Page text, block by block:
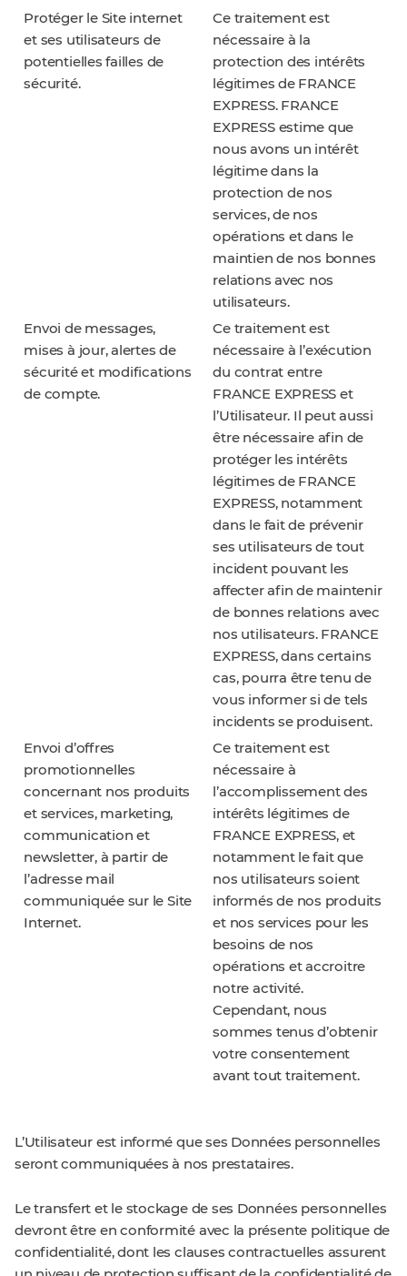
Protéger le Site internet
et ses utilisateurs de
potentielles failles de
sécurité.
Ce traitement est
nécessaire à la
protection des intérêts
légitimes de FRANCE
EXPRESS. FRANCE
EXPRESS estime que
nous avons un intérêt
légitime dans la
protection de nos
services, de nos
opérations et dans le
maintien de nos bonnes
relations avec nos
utilisateurs.
Envoi de messages,
mises à jour, alertes de
sécurité et modifications
de compte.
Ce traitement est
nécessaire à l’exécution
du contrat entre
FRANCE EXPRESS et
l’Utilisateur. Il peut aussi
être nécessaire afin de
protéger les intérêts
légitimes de FRANCE
EXPRESS, notamment
dans le fait de prévenir
ses utilisateurs de tout
incident pouvant les
affecter afin de maintenir
de bonnes relations avec
nos utilisateurs. FRANCE
EXPRESS, dans certains
cas, pourra être tenu de
vous informer si de tels
incidents se produisent.
Envoi d’offres
promotionnelles
concernant nos produits
et services, marketing,
communication et
newsletter, à partir de
l’adresse mail
communiquée sur le Site
Internet.
Ce traitement est
nécessaire à
l’accomplissement des
intérêts légitimes de
FRANCE EXPRESS, et
notamment le fait que
nos utilisateurs soient
informés de nos produits
et nos services pour les
besoins de nos
opérations et accroitre
notre activité.
Cependant, nous
sommes tenus d’obtenir
votre consentement
avant tout traitement.
L’Utilisateur est informé que ses Données personnelles
seront communiquées à nos prestataires.
Le transfert et le stockage de ses Données personnelles
devront être en conformité avec la présente politique de
confidentialité, dont les clauses contractuelles assurent